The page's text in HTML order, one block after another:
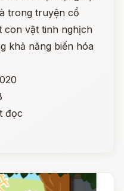
trong truyện cổ
con vật tinh nghịch
khả năng biến hóa
đọc